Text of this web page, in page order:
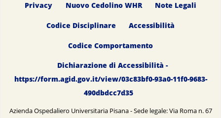
Privacy Nuovo Cedolino WHR Note Legali
Codice Disciplinare Accessibilità
Codice Comportamento
Dichiarazione di Accessibilità -
https://form.agid.gov.it/view/03c83bf0-93a0-11f0-9683-
490dbdcc7d35
Azienda Ospedaliero Universitaria Pisana - Sede legale: Via Roma n. 67